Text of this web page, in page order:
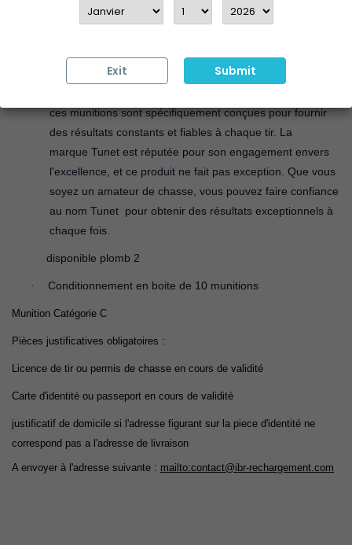
TUNET MAGNUM 710 CAL 12/76 - 50Gle choix ultime pour les
complément essentiel à tout arsenal de tir.
ces munitions sont spécifiquement conçues pour fournir
des résultats constants et fiables à chaque tir. La
marque Tunet est réputée pour son engagement envers
l'excellence, et ce produit ne fait pas exception. Que vous
soyez un amateur de chasse, vous pouvez faire confiance
au nom Tunet pour obtenir des résultats exceptionnels à
chaque fois.
disponible plomb 2
· Conditionnement en boite de 10 munitions
Munition Catégorie C
Pièces justificatives obligatoires :
Licence de tir ou permis de chasse en cours de validité
Carte d'identité ou passeport en cours de validité
justificatif de domicile si l'adresse figurant sur la piece d'identité ne
correspond pas a l'adresse de livraison
A envoyer à l'adresse suivante : mailto:contact@ibr-rechargement.com
Exit Submit